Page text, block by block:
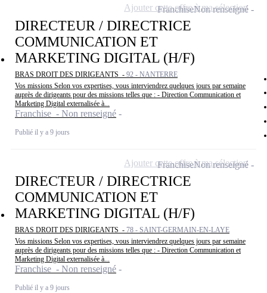
DIRECTEUR / DIRECTRICE
COMMUNICATION ET
MARKETING DIGITAL (H/F)
BRAS DROIT DES DIRIGEANTS - 92 - NANTERRE
Vos missions Selon vos expertises, vous interviendrez quelques jours par semaine
auprès de dirigeants pour des missions telles que : - Direction Communication et
Marketing Digital externalisée à...
Franchise - Non renseigné
Publié il y a 9 jours
FranchiseNon renseigné
Ajouter cette offre à ma sélection
DIRECTEUR / DIRECTRICE
COMMUNICATION ET
MARKETING DIGITAL (H/F)
BRAS DROIT DES DIRIGEANTS - 78 - SAINT-GERMAIN-EN-LAYE
Vos missions Selon vos expertises, vous interviendrez quelques jours par semaine
auprès de dirigeants pour des missions telles que : - Direction Communication et
Marketing Digital externalisée à...
Franchise - Non renseigné
Publié il y a 9 jours
FranchiseNon renseigné
Ajouter cette offre à ma sélection